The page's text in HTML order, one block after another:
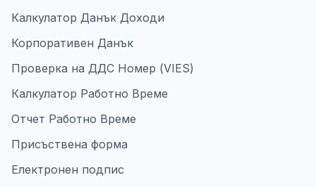
Калкулатор Данък Доходи
Корпоративен Данък
Проверка на ДДС Номер (VIES)
Калкулатор Работно Време
Отчет Работно Време
Присъствена форма
Електронен подпис